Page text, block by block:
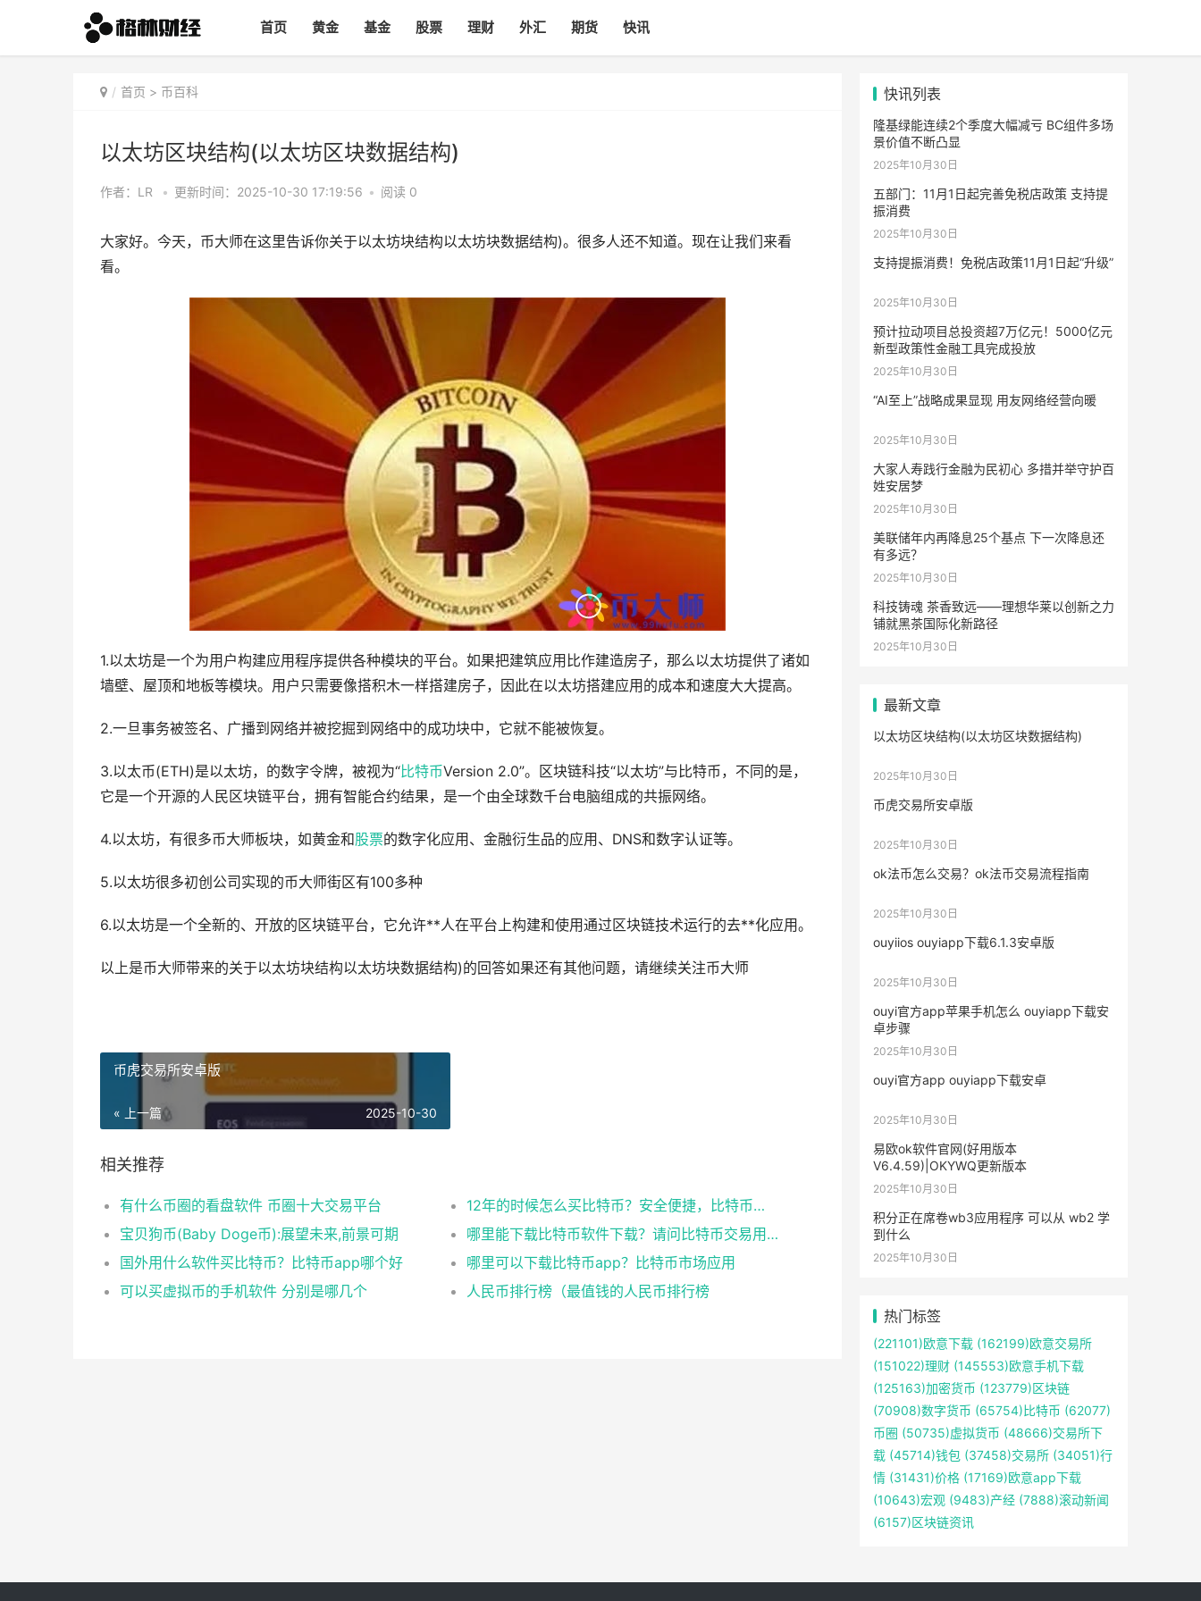
首页 黄金 基金 股票 理财 外汇 期货 快讯
首页 > 币百科
以太坊区块结构(以太坊区块数据结构)
作者：LR • 更新时间：2025-10-30 17:19:56 • 阅读 0
大家好。今天，币大师在这里告诉你关于以太坊块结构以太坊块数据结构)。很多人还不知道。现在让我们来看
看。
1.以太坊是一个为用户构建应用程序提供各种模块的平台。如果把建筑应用比作建造房子，那么以太坊提供了诸如
墙壁、屋顶和地板等模块。用户只需要像搭积木一样搭建房子，因此在以太坊搭建应用的成本和速度大大提高。
2.一旦事务被签名、广播到网络并被挖掘到网络中的成功块中，它就不能被恢复。
3.以太币(ETH)是以太坊，的数字令牌，被视为“比特币Version 2.0”。区块链科技“以太坊”与比特币，不同的是，
它是一个开源的人民区块链平台，拥有智能合约结果，是一个由全球数千台电脑组成的共振网络。
4.以太坊，有很多币大师板块，如黄金和股票的数字化应用、金融衍生品的应用、DNS和数字认证等。
5.以太坊很多初创公司实现的币大师街区有100多种
6.以太坊是一个全新的、开放的区块链平台，它允许**人在平台上构建和使用通过区块链技术运行的去**化应用。
以上是币大师带来的关于以太坊块结构以太坊块数据结构)的回答如果还有其他问题，请继续关注币大师
币虎交易所安卓版
« 上一篇 2025-10-30
相关推荐
有什么币圈的看盘软件 币圈十大交易平台
12年的时候怎么买比特币？安全便捷，比特币交易首选
宝贝狗币(Baby Doge币):展望未来,前景可期
哪里能下载比特币软件下载？请问比特币交易用什么软件
国外用什么软件买比特币？比特币app哪个好
哪里可以下载比特币app？比特币市场应用
可以买虚拟币的手机软件 分别是哪几个
人民币排行榜（最值钱的人民币排行榜
快讯列表
隆基绿能连续2个季度大幅减亏 BC组件多场
景价值不断凸显
2025年10月30日
五部门：11月1日起完善免税店政策 支持提
振消费
2025年10月30日
支持提振消费！免税店政策11月1日起“升级”
2025年10月30日
预计拉动项目总投资超7万亿元！5000亿元
新型政策性金融工具完成投放
2025年10月30日
“AI至上”战略成果显现 用友网络经营向暖
2025年10月30日
大家人寿践行金融为民初心 多措并举守护百
姓安居梦
2025年10月30日
美联储年内再降息25个基点 下一次降息还
有多远？
2025年10月30日
科技铸魂 茶香致远——理想华莱以创新之力
铺就黑茶国际化新路径
2025年10月30日
最新文章
以太坊区块结构(以太坊区块数据结构)
2025年10月30日
币虎交易所安卓版
2025年10月30日
ok法币怎么交易？ok法币交易流程指南
2025年10月30日
ouyiios ouyiapp下载6.1.3安卓版
2025年10月30日
ouyi官方app苹果手机怎么 ouyiapp下载安
卓步骤
2025年10月30日
ouyi官方app ouyiapp下载安卓
2025年10月30日
易欧ok软件官网(好用版本
V6.4.59)|OKYWQ更新版本
2025年10月30日
积分正在席卷wb3应用程序 可以从 wb2 学
到什么
2025年10月30日
热门标签
(221101)欧意下载 (162199)欧意交易所
(151022)理财 (145553)欧意手机下载
(125163)加密货币 (123779)区块链
(70908)数字货币 (65754)比特币 (62077)
币圈 (50735)虚拟货币 (48666)交易所下
载 (45714)钱包 (37458)交易所 (34051)行
情 (31431)价格 (17169)欧意app下载
(10643)宏观 (9483)产经 (7888)滚动新闻
(6157)区块链资讯